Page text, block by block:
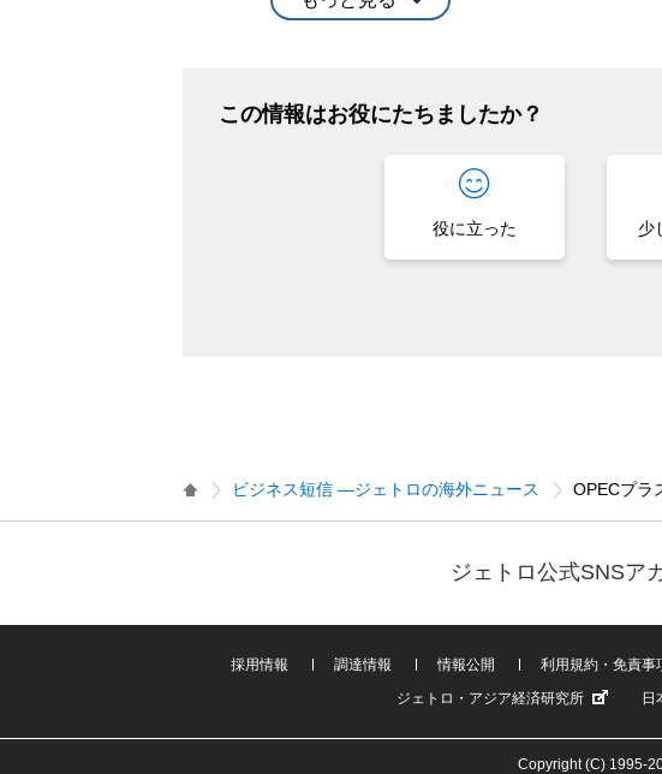
この情報はお役にたちましたか？
役に立った 少
ビジネス短信 ―ジェトロの海外ニュース OPECプラ
ジェトロ公式SNSア
採用情報 調達情報 情報公開 利用規約・免責事
ジェトロ・アジア経済研究所
日
Copyright (C) 1995-